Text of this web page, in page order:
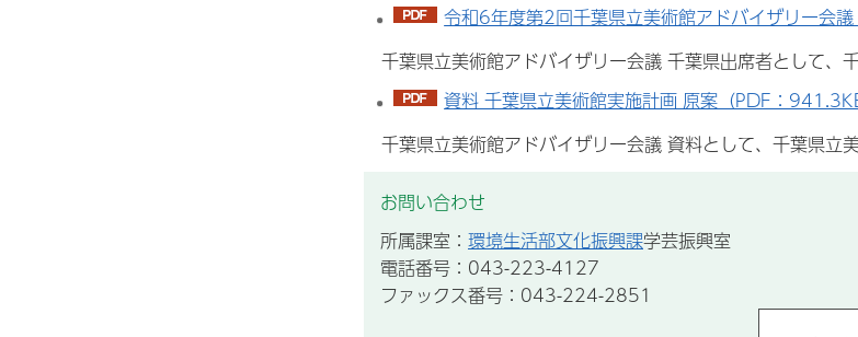
令和6年度第2回千葉県立美術館アドバイザリー会
千葉県立美術館アドバイザリー会議 千葉県出席者として、
資料 千葉県立美術館実施計画 原案（PDF：
千葉県立美術館アドバイザリー会議 資料として、千葉県立
お問い合わせ
所属課室： 環境生活部文化振興課学芸振興室
電話番号：043-223-4127
ファックス番号：043-224-2851